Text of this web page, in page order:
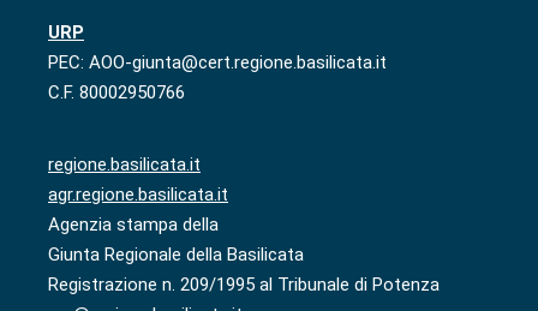
URP
PEC: AOO-giunta@cert.regione.basilicata.it
C.F. 80002950766
regione.basilicata.it
agr.regione.basilicata.it
Agenzia stampa della
Giunta Regionale della Basilicata
Registrazione n. 209/1995 al Tribunale di Potenza